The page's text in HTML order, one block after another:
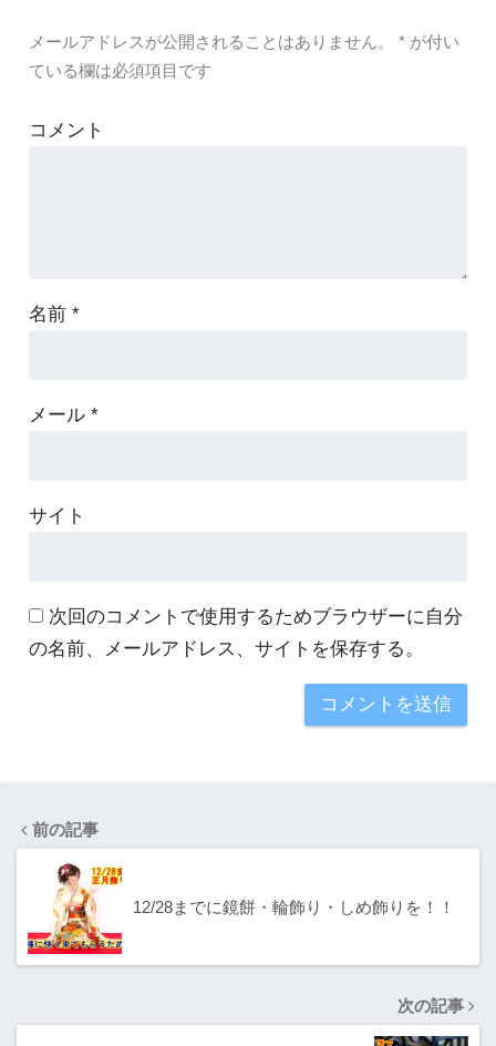
メールアドレスが公開されることはありません。 *が付い
ている欄は必須項目です
コメント
名前 *
メール *
サイト
次回のコメントで使用するためブラウザーに自分
の名前、メールアドレス、サイトを保存する。
前の記事
12/28までに鏡餅・輪飾り・しめ飾りを！！
次の記事